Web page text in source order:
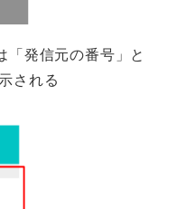
発信元の番号」と
される